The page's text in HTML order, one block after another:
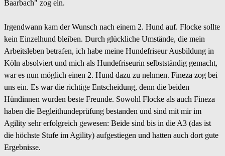
Baarbach" zog ein.
Irgendwann kam der Wunsch nach einem 2. Hund auf. Flocke sollte
kein Einzelhund bleiben. Durch glückliche Umstände, die mein
Arbeitsleben betrafen, ich habe meine Hundefriseur Ausbildung in
Köln absolviert und mich als Hundefriseurin selbstständig gemacht,
war es nun möglich einen 2. Hund dazu zu nehmen. Fineza zog bei
uns ein. Es war die richtige Entscheidung, denn die beiden
Hündinnen wurden beste Freunde. Sowohl Flocke als auch Fineza
haben die Begleithundeprüfung bestanden und sind mit mir im
Agility sehr erfolgreich gewesen: Beide sind bis in die A3 (das ist
die höchste Stufe im Agility) aufgestiegen und hatten auch dort gute
Ergebnisse.